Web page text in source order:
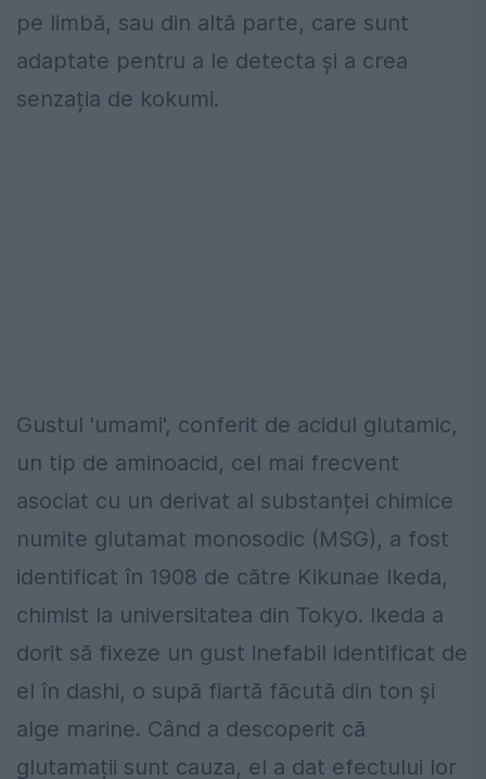
pe limbă, sau din altă parte, care sunt
adaptate pentru a le detecta și a crea
senzația de kokumi.
Gustul 'umami', conferit de acidul glutamic,
un tip de aminoacid, cel mai frecvent
asociat cu un derivat al substanței chimice
numite glutamat monosodic (MSG), a fost
identificat în 1908 de către Kikunae Ikeda,
chimist la universitatea din Tokyo. Ikeda a
dorit să fixeze un gust inefabil identificat de
el în dashi, o supă fiartă făcută din ton și
alge marine. Când a descoperit că
glutamații sunt cauza, el a dat efectului lor